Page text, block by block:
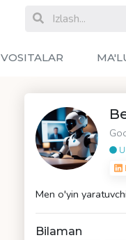
VOSITALAR
Men o'yin
Bilaman